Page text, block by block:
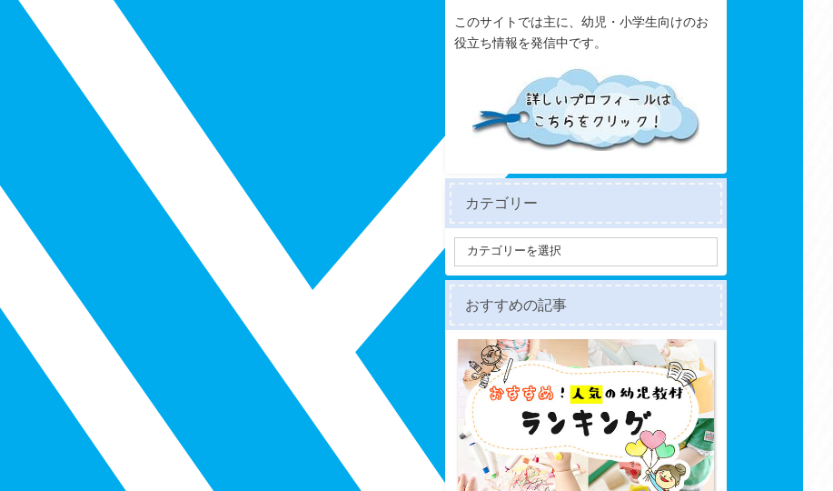
このサイトでは主に、幼児・小学生向けのお
役立ち情報を発信中です。
カテゴリー
おすすめの記事